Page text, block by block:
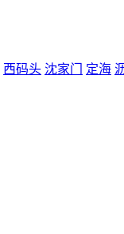
西码头 沈家门 定海